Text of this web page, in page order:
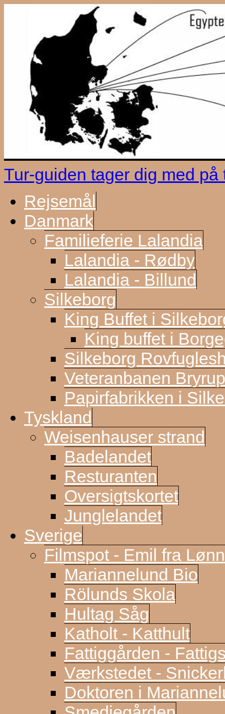
Tur-guiden tager dig med
Rejsemål
Danmark
Familieferie Lalandia
Lalandia - Rødby
Lalandia - Billund
Silkeborg
King Buffet i
King buffet i
Silkeborg
Veteranbanen
Papirfabrikken i
Tyskland
Weisenhauser strand
Badelandet
Resturanten
Oversigtskortet
Junglelandet
Sverige
Filmspot - Emil fra
Mariannelund Bio
Rölunds Skola
Hultag Såg
Katholt - Katthult
Fattiggården -
Værkstedet -
Doktoren i